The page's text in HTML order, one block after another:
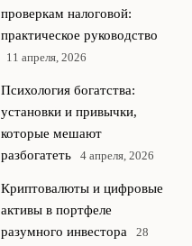
проверкам налоговой:
практическое руководство
11 апреля, 2026
Психология богатства:
установки и привычки,
которые мешают
разбогатеть
4 апреля, 2026
Криптовалюты и цифровые
активы в портфеле
разумного инвестора
28